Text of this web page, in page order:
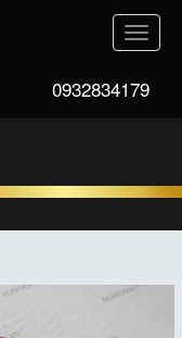
Toggle
0932834179